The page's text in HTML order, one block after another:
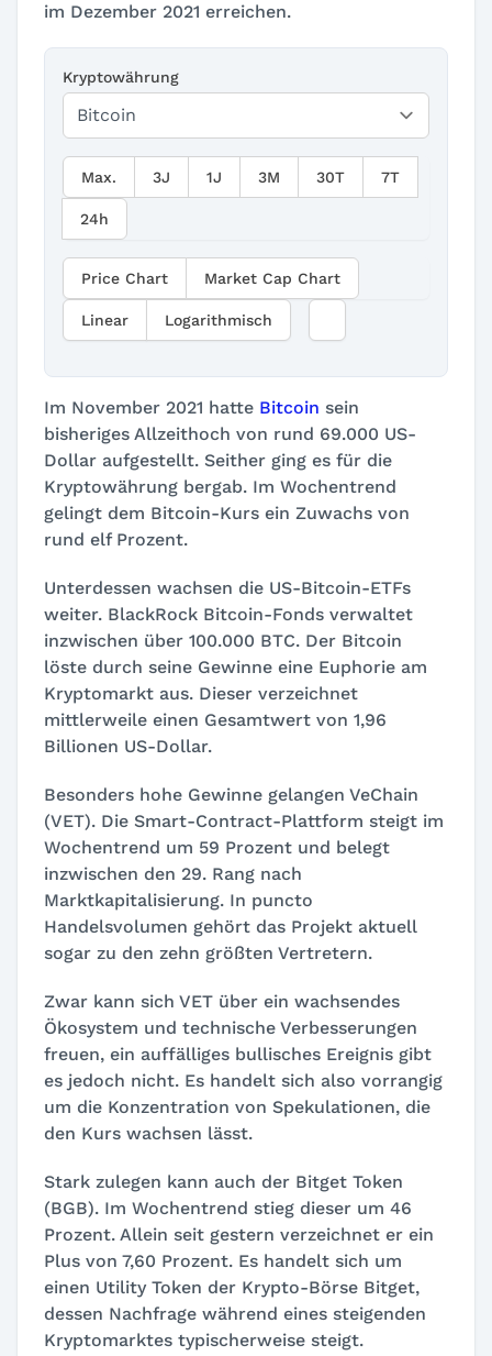
im Dezember 2021 erreichen.
Kryptowährung
Max. 3J 1J 3M 30T 7T
24h
Price Chart Market Cap Chart
Linear Logarithmisch
Im November 2021 hatte Bitcoin sein
bisheriges Allzeithoch von rund 69.000 US-
Dollar aufgestellt. Seither ging es für die
Kryptowährung bergab. Im Wochentrend
gelingt dem Bitcoin-Kurs ein Zuwachs von
rund elf Prozent.
Unterdessen wachsen die US-Bitcoin-ETFs
weiter. BlackRock Bitcoin-Fonds verwaltet
inzwischen über 100.000 BTC. Der Bitcoin
löste durch seine Gewinne eine Euphorie am
Kryptomarkt aus. Dieser verzeichnet
mittlerweile einen Gesamtwert von 1,96
Billionen US-Dollar.
Besonders hohe Gewinne gelangen VeChain
(VET). Die Smart-Contract-Plattform steigt im
Wochentrend um 59 Prozent und belegt
inzwischen den 29. Rang nach
Marktkapitalisierung. In puncto
Handelsvolumen gehört das Projekt aktuell
sogar zu den zehn größten Vertretern.
Zwar kann sich VET über ein wachsendes
Ökosystem und technische Verbesserungen
freuen, ein auffälliges bullisches Ereignis gibt
es jedoch nicht. Es handelt sich also vorrangig
um die Konzentration von Spekulationen, die
den Kurs wachsen lässt.
Stark zulegen kann auch der Bitget Token
(BGB). Im Wochentrend stieg dieser um 46
Prozent. Allein seit gestern verzeichnet er ein
Plus von 7,60 Prozent. Es handelt sich um
einen Utility Token der Krypto-Börse Bitget,
dessen Nachfrage während eines steigenden
Kryptomarktes typischerweise steigt.